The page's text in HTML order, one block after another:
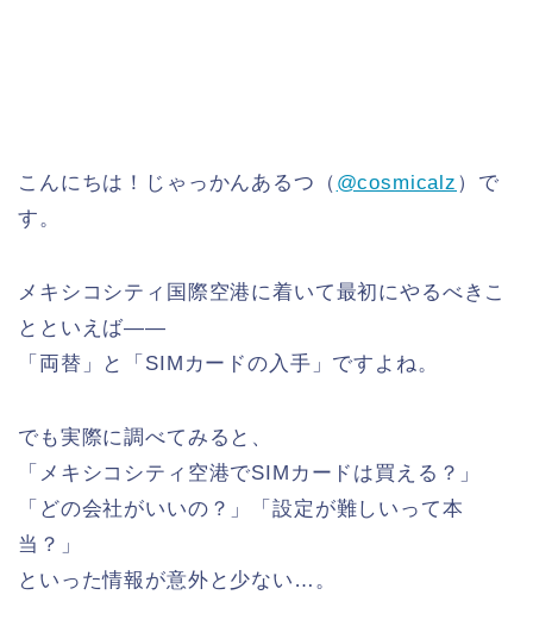
こんにちは！じゃっかんあるつ（ @cosmicalz ）で
す。
メキシコシティ国際空港に着いて最初にやるべきこ
とといえば——
「両替」と「SIMカードの入手」ですよね。
でも実際に調べてみると、
「メキシコシティ空港でSIMカードは買える？」
「どの会社がいいの？」「設定が難しいって本
当？」
といった情報が意外と少ない…。